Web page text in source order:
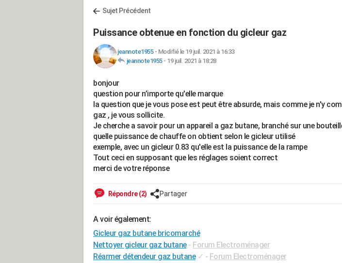
Sujet Précédent
Puissance obtenue en fonction du gicleur gaz
jeannote1955- Modifié le 19 juil. 2021 à 16:33
jeannote1955- 19 juil. 2021 à 18:28
bonjour
question pour n’importe qu'elle marque
la question que je vous pose est peut être absurde, mais comme je n'y
gaz , je vous sollicite.
Je cherche a savoir pour un appareil a gaz butane, branché sur une
quelle puissance de chauffe on obtient selon le gicleur utilisé
exemple, avec un gicleur 0.83 qu'elle est la puissance de la rampe
Tout ceci en supposant que les réglages soient correct
merci de votre réponse
Répondre (2) Partager
A voir également:
Gicleur gaz butane bricomarché
Nettoyer gicleur gaz butane - Forum Electroménager
Réarmer détendeur gaz butane ✓ - Forum Electroménager